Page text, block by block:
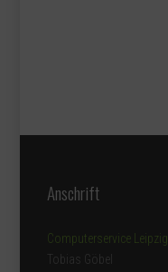
Anschrift
Computerservice Leipzig
Tobias Göbel